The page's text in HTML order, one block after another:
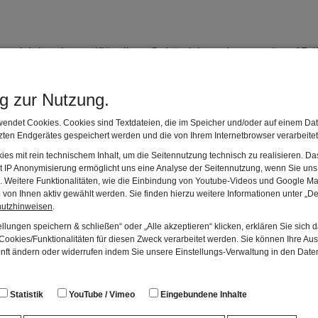
zur Nutzung.
Cookies. Cookies sind Textdateien, die im Speicher und/oder auf einem
Endgerätes gespeichert werden und die von Ihrem Internetbrowser verarbeitet
mit rein technischem Inhalt, um die Seitennutzung technisch zu realisieren.
IP Anonymisierung ermöglicht uns eine Analyse der Seitennutzung, wenn Sie
Weitere Funktionalitäten, wie die Einbindung von Youtube-Videos und Google
Ihnen aktiv gewählt werden. Sie finden hierzu weitere Informationen unter
speichern & schließen“ oder „Alle akzeptieren“ klicken, erklären Sie sich
Funktionalitäten für diesen Zweck verarbeitet werden. Sie können Ihre
ändern oder widerrufen indem Sie unsere Einstellungs-Verwaltung in den
Statistik YouTube / Vimeo Eingebundene Inhalte
ist ein zweiflügeliger Gebäudekomplex aus dem
Flügel stoßen im rechten Winkel aneinander.
im 15. Jahrhundert entstanden ist. Als
Er war zum Teil Lagerhaus der Stadt. Hier
die Bürgerhäuser aufbewahrt. In den Schüttböden des
genützt. Im Gewölberaum im Erdgeschoss
Im 1. Obergeschoss hat man die Waffen und
erschienen Stadtchronik von Michael Schwaiger wird
Feuerwehr, das Rote Kreuz, die städtische
zum Museum umgebaut. Die zahlreichen